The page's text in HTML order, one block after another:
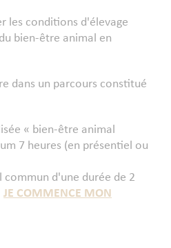
les conditions d'élevage
bien-être animal en
dans un parcours constitué
« bien-être animal
7 heures (en présentiel ou
d'une durée de 2
JE COMMENCE MON